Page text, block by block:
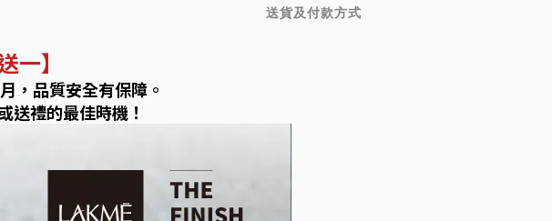
送貨及付款方式
一】
，品質安全有保障。
送禮的最佳時機！